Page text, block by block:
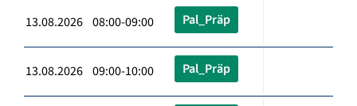
13.08.2026 08:00-09:00 Pal_Präp
13.08.2026 09:00-10:00 Pal_Präp